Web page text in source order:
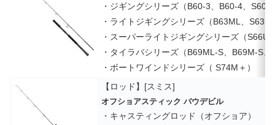
・ジギングシリーズ（B60-3、B60-4、S60-
・ライトジギングシリーズ（B63ML、
・スーパーライトジギングシリーズ（
・タイラバシリーズ（B69ML-S、B69M-S
・ボートワインドシリーズ（ S74M＋）
【ロッド】[スミス]
オフショアスティック バウデビル
・キャスティングロッド（オフショア）